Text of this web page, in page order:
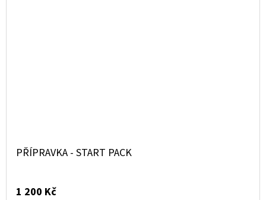
PŘÍPRAVKA - START PACK
1 200 Kč